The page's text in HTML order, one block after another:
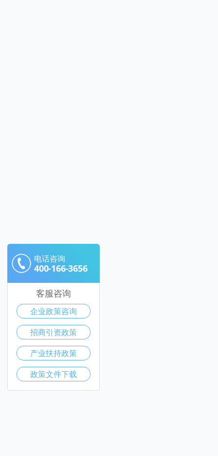
电话咨询
400-166-3656
客服咨询
企业政策咨询
招商引资政策
产业扶持政策
政策文件下载